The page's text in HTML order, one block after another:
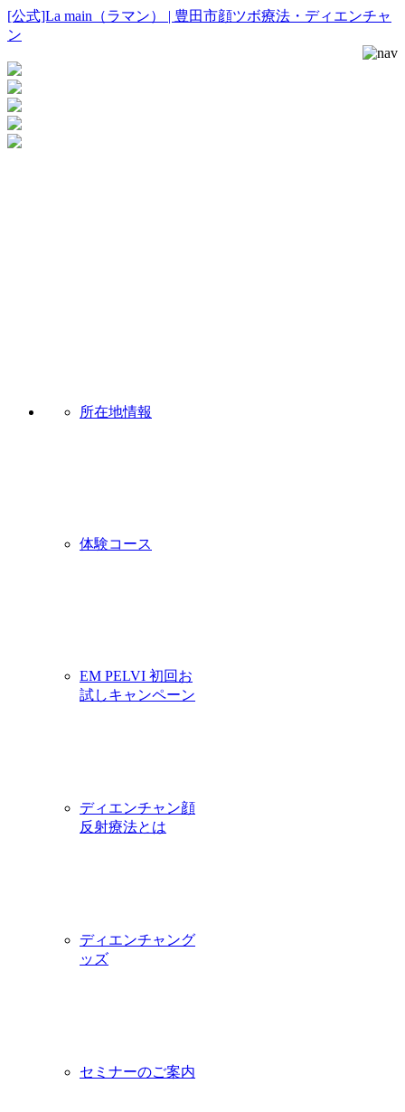
[公式]La main（ラマン） | 豊田市顔ツボ療法・ディエンチャ
ン
所在地情報
体験コース
EM PELVI 初回お
試しキャンペーン
ディエンチャン顔
反射療法とは
ディエンチャング
ッズ
セミナーのご案内